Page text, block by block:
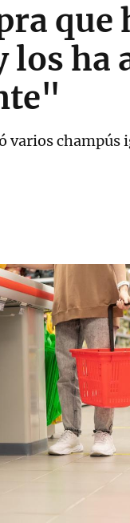
que
los ha